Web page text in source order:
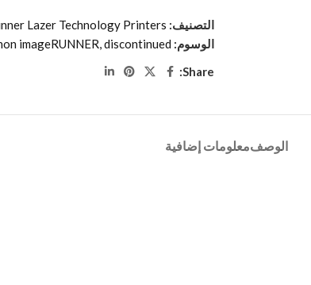
التصنيف: Lazer Technology Printers
الوسوم:
imageRUNNER discontinued
Share:
الوصفمعلومات إضافية